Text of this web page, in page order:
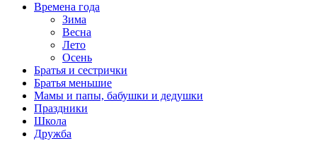
Времена года
Зима
Весна
Лето
Осень
Братья и сестрички
Братья меньшие
Мамы и папы, бабушки и дедушки
Праздники
Школа
Дружба